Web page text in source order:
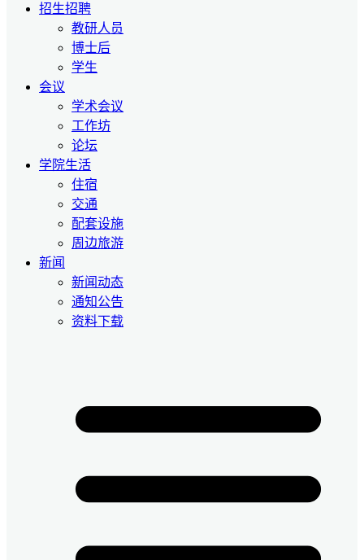
招生招聘
教研人员
博士后
学生
会议
学术会议
工作坊
论坛
学院生活
住宿
交通
配套设施
周边旅游
新闻
新闻动态
通知公告
资料下载